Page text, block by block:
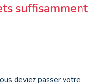
suffisamment
deviez passer votre